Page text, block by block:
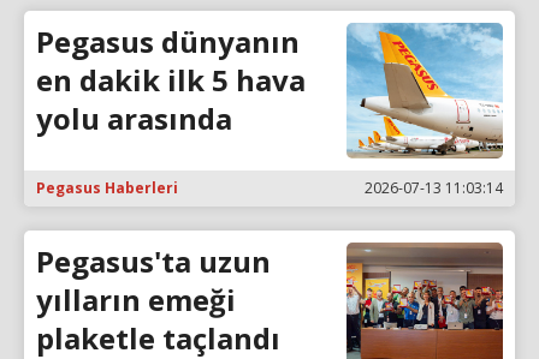
Pegasus dünyanın
en dakik ilk 5 hava
yolu arasında
Pegasus Haberleri 2026-07-13 11:03:14
Pegasus'ta uzun
yılların emeği
plaketle taçlandı